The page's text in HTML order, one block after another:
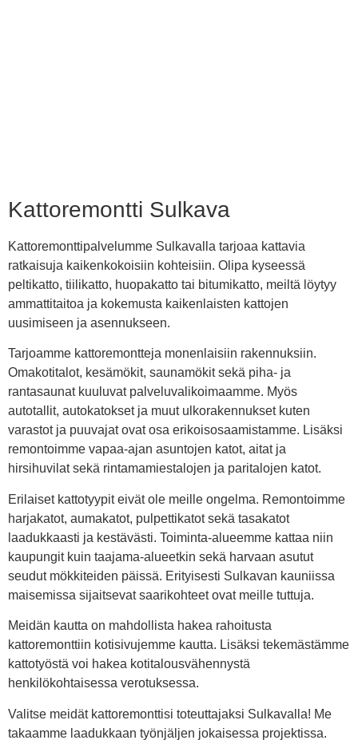
Kattoremontti Sulkava
Kattoremonttipalvelumme Sulkavalla tarjoaa kattavia
ratkaisuja kaikenkokoisiin kohteisiin. Olipa kyseessä
peltikatto, tiilikatto, huopakatto tai bitumikatto, meiltä löytyy
ammattitaitoa ja kokemusta kaikenlaisten kattojen
uusimiseen ja asennukseen.
Tarjoamme kattoremontteja monenlaisiin rakennuksiin.
Omakotitalot, kesämökit, saunamökit sekä piha- ja
rantasaunat kuuluvat palveluvalikoimaamme. Myös
autotallit, autokatokset ja muut ulkorakennukset kuten
varastot ja puuvajat ovat osa erikoisosaamistamme. Lisäksi
remontoimme vapaa-ajan asuntojen katot, aitat ja
hirsihuvilat sekä rintamamiestalojen ja paritalojen katot.
Erilaiset kattotyypit eivät ole meille ongelma. Remontoimme
harjakatot, aumakatot, pulpettikatot sekä tasakatot
laadukkaasti ja kestävästi. Toiminta-alueemme kattaa niin
kaupungit kuin taajama-alueetkin sekä harvaan asutut
seudut mökkiteiden päissä. Erityisesti Sulkavan kauniissa
maisemissa sijaitsevat saarikohteet ovat meille tuttuja.
Meidän kautta on mahdollista hakea rahoitusta
kattoremonttiin kotisivujemme kautta. Lisäksi tekemästämme
kattotyöstä voi hakea kotitalousvähennystä
henkilökohtaisessa verotuksessa.
Valitse meidät kattoremonttisi toteuttajaksi Sulkavalla! Me
takaamme laadukkaan työnjäljen jokaisessa projektissa.